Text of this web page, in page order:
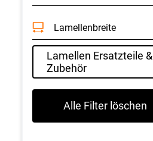
Lamellenbreite
Lamellen Ersatzteile &
Zubehör
Alle Filter löschen